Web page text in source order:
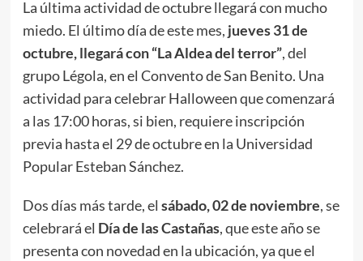
La última actividad de octubre llegará con mucho
miedo. El último día de este mes, jueves 31 de
octubre, llegará con “La Aldea del terror”, del
grupo Légola, en el Convento de San Benito. Una
actividad para celebrar Halloween que comenzará
a las 17:00 horas, si bien, requiere inscripción
previa hasta el 29 de octubre en la Universidad
Popular Esteban Sánchez.
Dos días más tarde, el sábado, 02 de noviembre, se
celebrará el Día de las Castañas, que este año se
presenta con novedad en la ubicación, ya que el